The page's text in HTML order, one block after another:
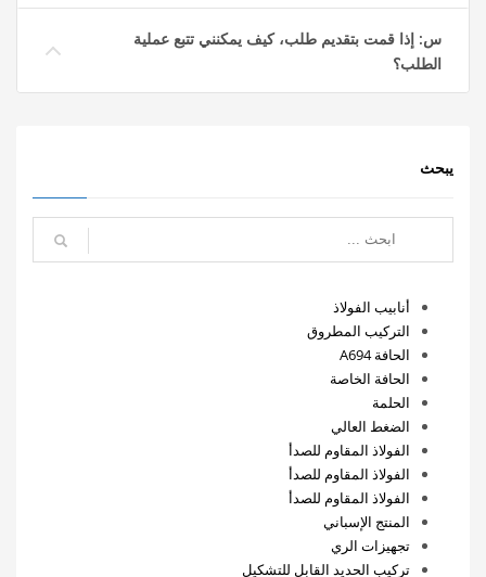
س: إذا قمت بتقديم طلب، كيف يمكنني تتبع عملية
الطلب؟
يبحث
أنابيب الفولاذ
التركيب المطروق
الحافة A694
الحافة الخاصة
الحلمة
الضغط العالي
الفولاذ المقاوم للصدأ
الفولاذ المقاوم للصدأ
الفولاذ المقاوم للصدأ
المنتج الإسباني
تجهيزات الري
تركيب الحديد القابل للتشكيل